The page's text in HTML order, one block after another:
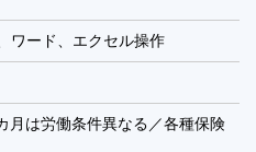
ワード、エクセル操作
月は労働条件異なる／各種保険